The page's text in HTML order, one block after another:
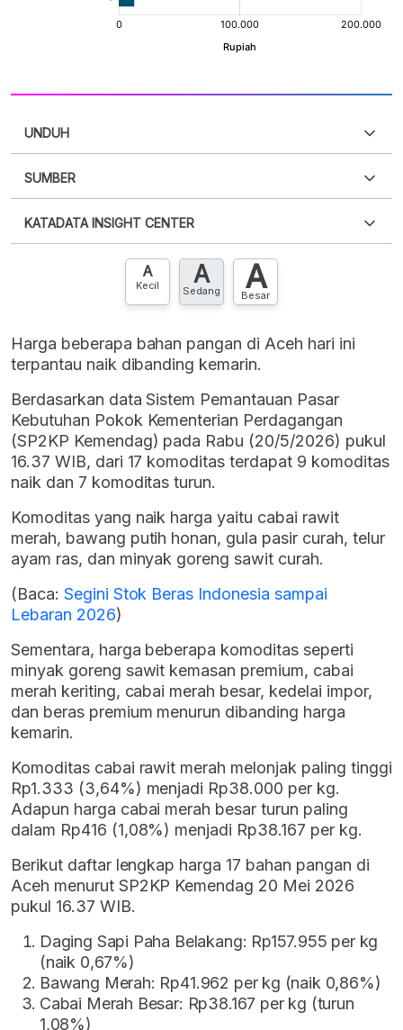
UNDUH
XLS
SUMBER
punya akun?Silakan Daftar sekarang
KATADATA INSIGHT CENTER
Hubungi sekarang »
A
Kecil A
Sedang A
Besar
Harga beberapa bahan pangan di Aceh hari ini
terpantau naik dibanding kemarin.
Berdasarkan data Sistem Pemantauan Pasar
Kebutuhan Pokok Kementerian Perdagangan
(SP2KP Kemendag) pada Rabu (20/5/2026) pukul
16.37 WIB, dari 17 komoditas terdapat 9 komoditas
naik dan 7 komoditas turun.
Komoditas yang naik harga yaitu cabai rawit
merah, bawang putih honan, gula pasir curah, telur
ayam ras, dan minyak goreng sawit curah.
(Baca: Segini Stok Beras Indonesia sampai
Lebaran 2026)
Sementara, harga beberapa komoditas seperti
minyak goreng sawit kemasan premium, cabai
merah keriting, cabai merah besar, kedelai impor,
dan beras premium menurun dibanding harga
kemarin.
Komoditas cabai rawit merah melonjak paling tinggi
Rp1.333 (3,64%) menjadi Rp38.000 per kg.
Adapun harga cabai merah besar turun paling
dalam Rp416 (1,08%) menjadi Rp38.167 per kg.
Berikut daftar lengkap harga 17 bahan pangan di
Aceh menurut SP2KP Kemendag 20 Mei 2026
pukul 16.37 WIB.
Daging Sapi Paha Belakang: Rp157.955 per kg
(naik 0,67%)
Bawang Merah: Rp41.962 per kg (naik 0,86%)
Cabai Merah Besar: Rp38.167 per kg (turun
1,08%)